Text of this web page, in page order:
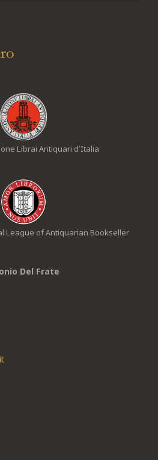
Librai Antiquari d’Italia
League of Antiquarian Bookseller
Del Frate